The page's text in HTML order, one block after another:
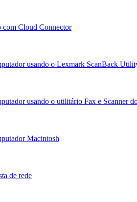
Cloud Connector
usando o Lexmark ScanBack
usando o utilitário Fax e Scanner
Macintosh
de rede